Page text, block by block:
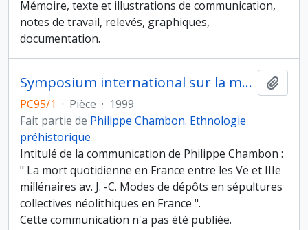
Mémoire, texte et illustrations de communication,
notes de travail, relevés, graphiques,
documentation.
Symposium international sur la mort dans la Préhistoire, Leuven (Belgique) 1999
PC95/1 · Pièce · 1999
Fait partie de Philippe Chambon. Ethnologie
préhistorique
Intitulé de la communication de Philippe Chambon :
" La mort quotidienne en France entre les Ve et IIIe
millénaires av. J. -C. Modes de dépôts en sépultures
collectives néolithiques en France ".
Cette communication n'a pas été publiée.